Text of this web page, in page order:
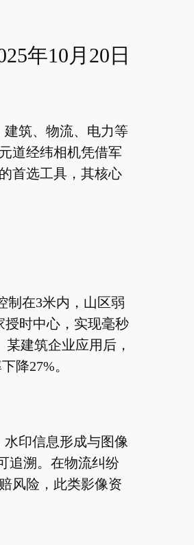
年10月20日
建筑、物流、电力等
道经纬相机凭借军
首选工具，其核心
制在3米内，山区弱
授时中心，实现毫秒
建筑企业应用后，
降27%。
印信息形成与图像
追溯。在物流纠纷
风险，此类影像资